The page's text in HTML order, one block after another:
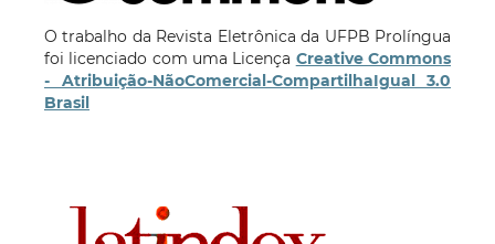
O trabalho da Revista Eletrônica da UFPB Prolíngua
foi licenciado com uma Licença Creative Commons
- Atribuição-NãoComercial-CompartilhaIgual 3.0
Brasil